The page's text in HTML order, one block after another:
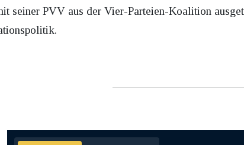
seiner PVV aus der Vier-Parteien-Koalition